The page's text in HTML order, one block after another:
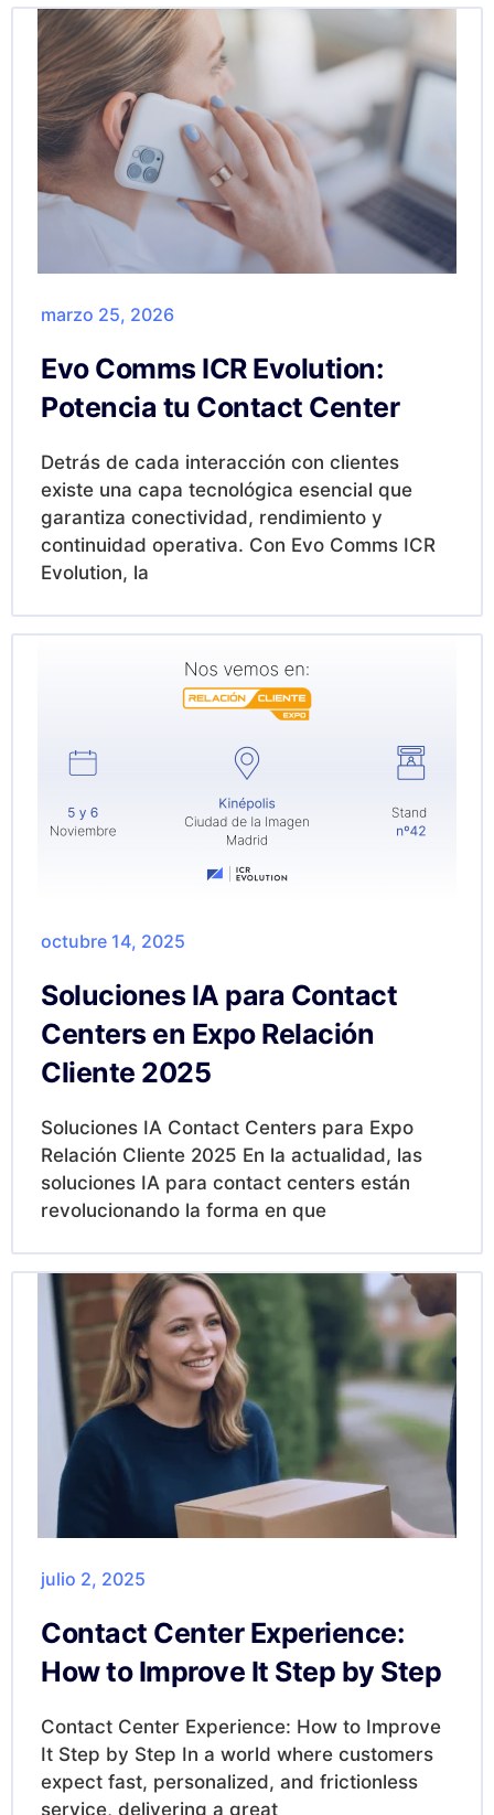
marzo 25, 2026
Evo Comms ICR Evolution:
Potencia tu Contact Center
Detrás de cada interacción con clientes
existe una capa tecnológica esencial que
garantiza conectividad, rendimiento y
continuidad operativa. Con Evo Comms ICR
Evolution, la
octubre 14, 2025
Soluciones IA para Contact
Centers en Expo Relación
Cliente 2025
Soluciones IA Contact Centers para Expo
Relación Cliente 2025 En la actualidad, las
soluciones IA para contact centers están
revolucionando la forma en que
julio 2, 2025
Contact Center Experience:
How to Improve It Step by Step
Contact Center Experience: How to Improve
It Step by Step In a world where customers
expect fast, personalized, and frictionless
service, delivering a great